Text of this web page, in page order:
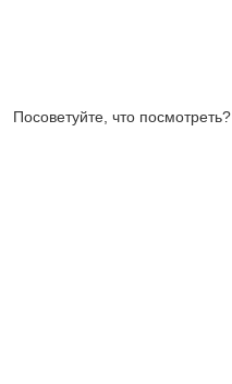
Посоветуйте, что посмотреть?